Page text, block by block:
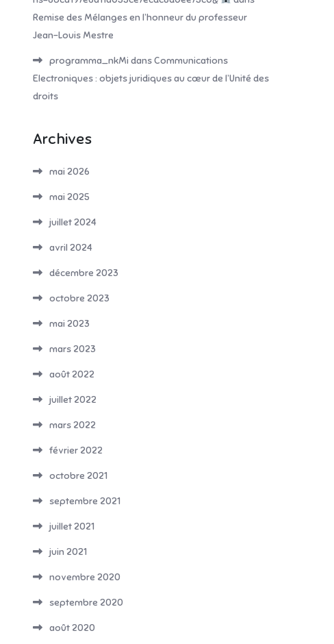
Remise des Mélanges en l’honneur du professeur
Jean-Louis Mestre
programma_nkMi dansCommunications
Electroniques : objets juridiques au cœur de l’Unité des
droits
Archives
mai 2026
mai 2025
juillet 2024
avril 2024
décembre 2023
octobre 2023
mai 2023
mars 2023
août 2022
juillet 2022
mars 2022
février 2022
octobre 2021
septembre 2021
juillet 2021
juin 2021
novembre 2020
septembre 2020
août 2020